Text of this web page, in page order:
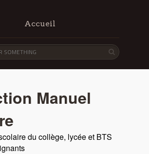
Accueil
Manuel
du collège, lycée et BTS